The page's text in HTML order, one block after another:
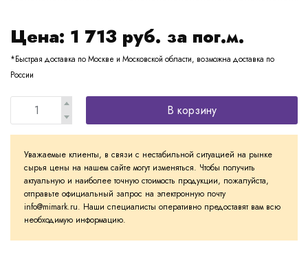
Цена: 1 713 руб. за пог.м.
*Быстрая доставка по Москве и Московской области, возможна доставка по
России
В корзину
Уважаемые клиенты, в связи с нестабильной ситуацией на рынке
сырья цены на нашем сайте могут изменяться. Чтобы получить
актуальную и наиболее точную стоимость продукции, пожалуйста,
отправьте официальный запрос на электронную почту
info@mimark.ru. Наши специалисты оперативно предоставят вам всю
необходимую информацию.